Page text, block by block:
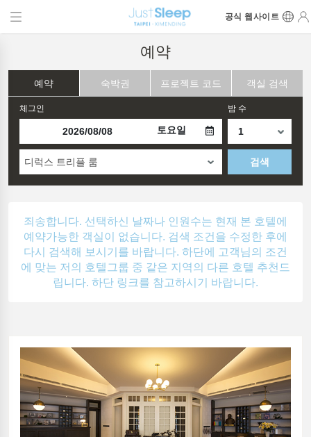
공식 웹사이트
예약
예약 숙박권 프로젝트 코드 객실 검색
체그인
토요일
밤 수
디럭스 트리플 룸 검색
죄송합니다. 선택하신 날짜나 인원수는 현재 본 호텔에
예약가능한 객실이 없습니다. 검색 조건을 수정한 후에
다시 검색해 보시기를 바랍니다. 하단에 고객님의 조건
에 맞는 저의 호텔그룹 중 같은 지역의 다른 호텔 추천드
립니다. 하단 링크를 참고하시기 바랍니다.